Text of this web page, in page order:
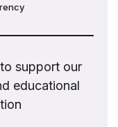
support our
educational